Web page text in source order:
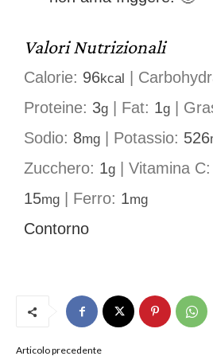
Valori Nutrizionali
Calorie: 96kcal
Proteine: 3g Fat: 1g
Sodio: 8mg Potassio: 526
Zucchero: 1g Vitamina C:
15mg Ferro: 1mg
Contorno
Articolo precedente